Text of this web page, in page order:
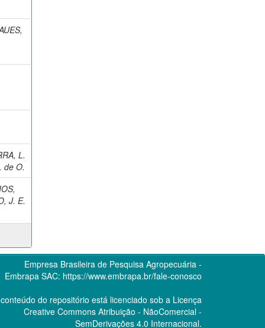
L.
de O.
J. E.
Empresa Brasileira de Pesquisa Agropecuária -
Embrapa SAC: https://www.embrapa.br/fale-conosco
do repositório está licenciado sob a Licença
Creative CommonsAtribuição - NãoComercial -
SemDerivações 4.0 Internacional.